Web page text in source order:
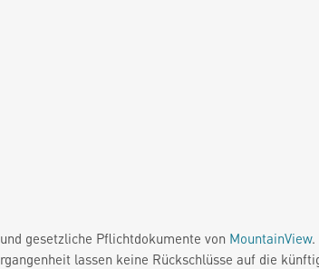
gesetzliche Pflichtdokumente von MountainView.
lassen keine Rückschlüsse auf die